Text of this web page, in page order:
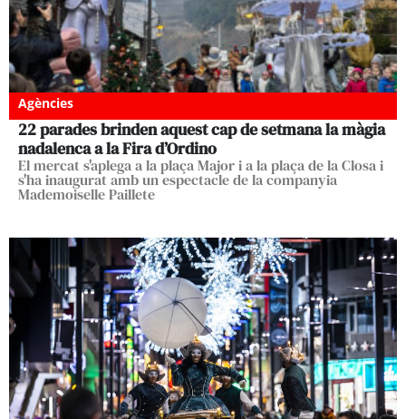
Agències
22 parades brinden aquest cap de setmana la màgia
nadalenca a la Fira d’Ordino
El mercat s'aplega a la plaça Major i a la plaça de la Closa i
s'ha inaugurat amb un espectacle de la companyia
Mademoiselle Paillete